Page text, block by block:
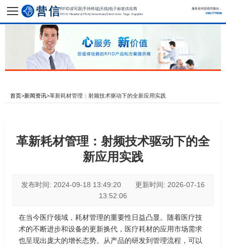
RFID读写器|手持终端|天线|电子标签供应商
RFID Readers|PDA|Antennas|Electronic Tags Supplier
服务咨询直线同微信：
13817779536
首页>新闻资讯>革新耗材管理：射频技术驱动下的全新应用实践
革新耗材管理：射频技术驱动下的全
新应用实践
发布时间: 2024-09-18 13:49:20 更新时间: 2026-07-16
13:52:06
在当今医疗领域，耗材管理的重要性日益凸显。随着医疗技
术的不断进步和设备的更新换代，医疗耗材的应用市场需求
也呈现出庞大的增长态势。从产品的研发到管理流程，可以